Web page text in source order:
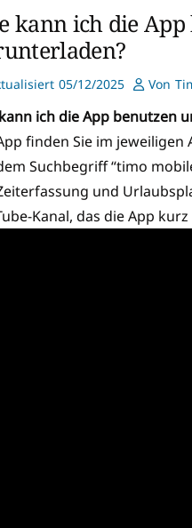
kann ich die
05/12/2025 Von
ich die App benutzen
finden Sie im
Suchbegriff “timo
und
Kanal, das die App